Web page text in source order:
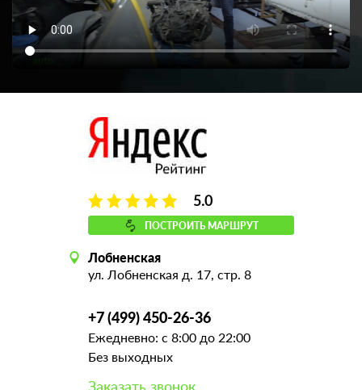
5.0
ПОСТРОИТЬ МАРШРУТ
Лобненская
ул. Лобненская д. 17, стр. 8
+7 (499) 450-26-36
Ежедневно: с 8:00 до 22:00
Без выходных
Заказать звонок